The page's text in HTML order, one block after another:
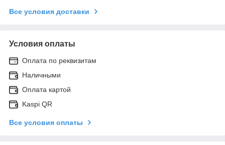
Все условия доставки
Условия оплаты
Оплата по реквизитам
Наличными
Оплата картой
Kaspi QR
Все условия оплаты